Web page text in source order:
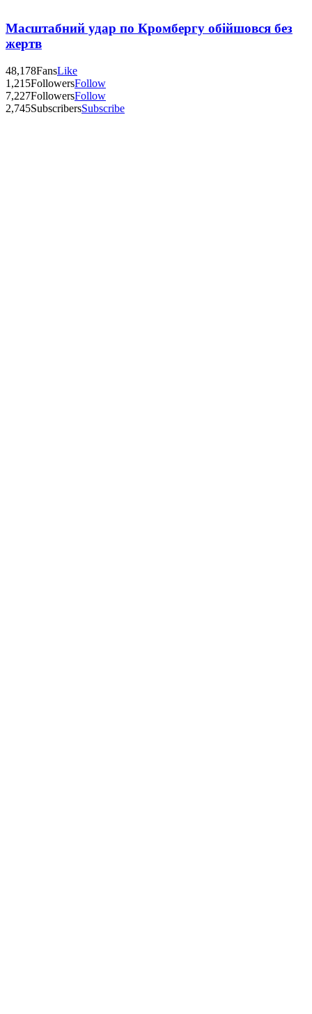
Масштабний удар по Кромбергу обійшовся без
жертв
48,178FansLike
1,215FollowersFollow
7,227FollowersFollow
2,745SubscribersSubscribe